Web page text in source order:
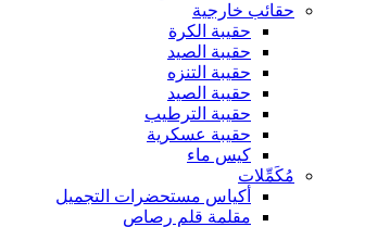
حقائب خارجية
حقيبة الكرة
حقيبة الصيد
حقيبة التنزه
حقيبة الصيد
حقيبة الترطيب
حقيبة عسكرية
كيس ماء
مُكَمِّلات
أكياس مستحضرات التجميل
مقلمة قلم رصاص